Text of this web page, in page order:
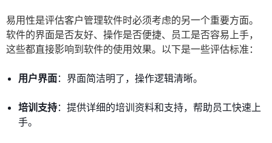
易用性是评估客户管理软件时必须考虑的另一个重要方面。
软件的界面是否友好、操作是否便捷、员工是否容易上手，
这些都直接影响到软件的使用效果。以下是一些评估标准：
用户界面：界面简洁明了，操作逻辑清晰。
培训支持：提供详细的培训资料和支持，帮助员工快速上
手。